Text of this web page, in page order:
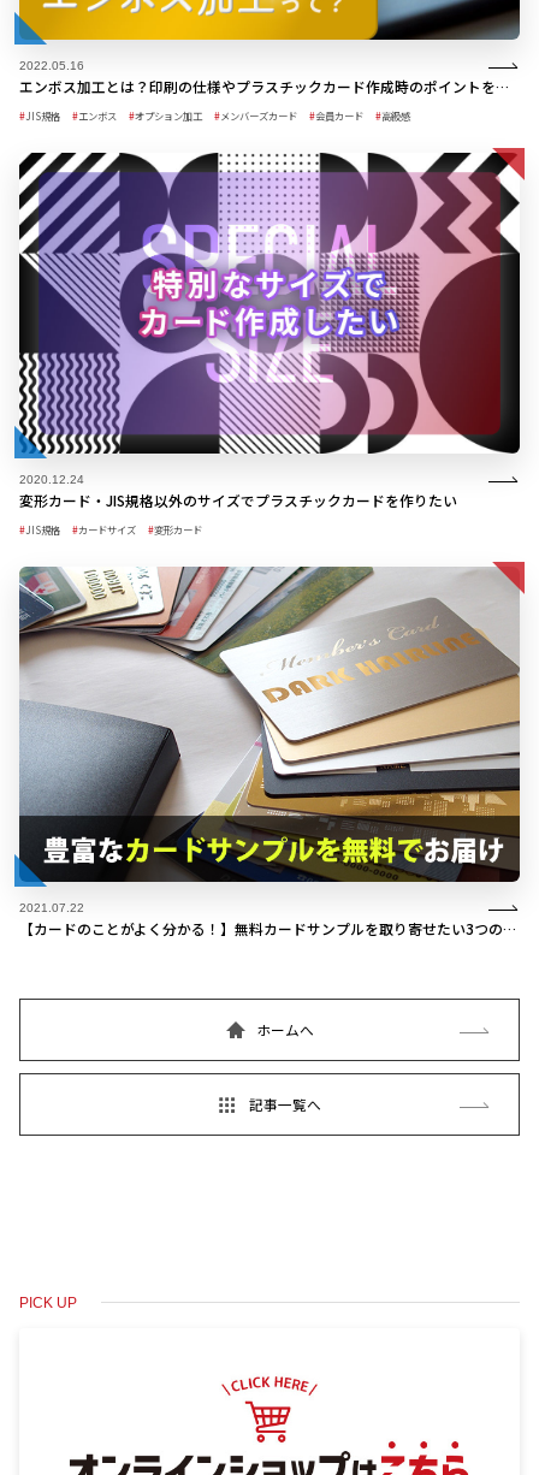
2022.05.16
エンボス加工とは？印刷の仕様やプラスチックカード作成時のポイントを解説
JIS規格 エンボス オプション加工 メンバーズカード 会員カード 高級感
2020.12.24
変形カード・JIS規格以外のサイズでプラスチックカードを作りたい
JIS規格 カードサイズ 変形カード
2021.07.22
【カードのことがよく分かる！】無料カードサンプルを取り寄せたい3つの理由
ホームへ
記事一覧へ
PICK UP